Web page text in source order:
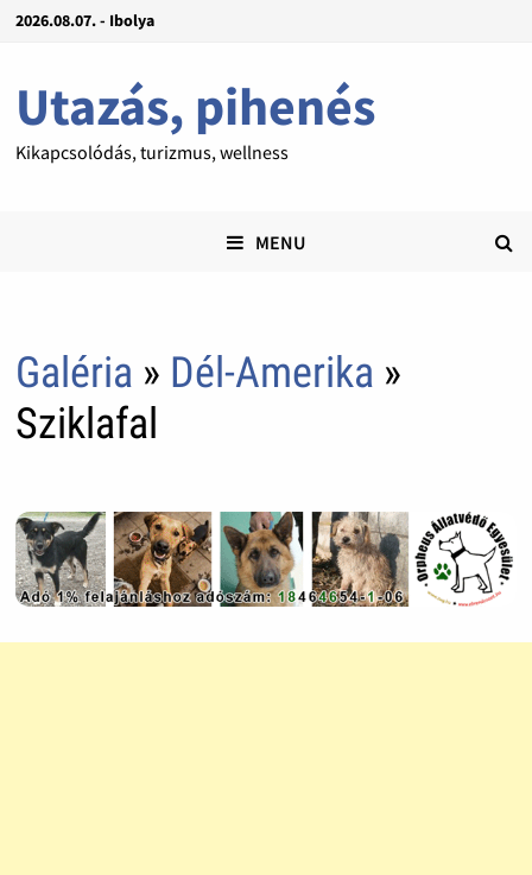
2026.08.07. - Ibolya
Utazás, pihenés
Kikapcsolódás, turizmus, wellness
MENU
Galéria » Dél-Amerika »
Sziklafal